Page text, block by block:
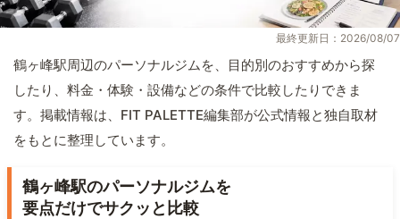
最終更新日：2026/08/07
鶴ヶ峰駅周辺のパーソナルジムを、目的別のおすすめから探
したり、料金・体験・設備などの条件で比較したりできま
す。掲載情報は、FIT PALETTE編集部が公式情報と独自取材
をもとに整理しています。
鶴ヶ峰駅のパーソナルジムを
要点だけでサクッと比較